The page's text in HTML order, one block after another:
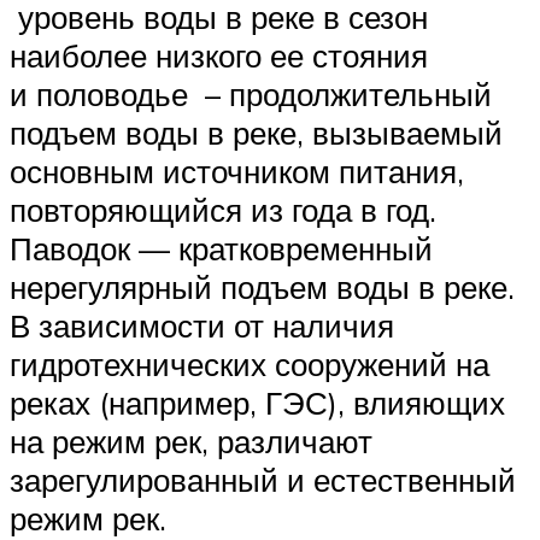
уровень воды в реке в сезон
наиболее низкого ее стояния
и половодье – продолжительный
подъем воды в реке, вызываемый
основным источником питания,
повторяющийся из года в год.
Паводок — кратковременный
нерегулярный подъем воды в реке.
В зависимости от наличия
гидротехнических сооружений на
реках (например, ГЭС), влияющих
на режим рек, различают
зарегулированный и естественный
режим рек.